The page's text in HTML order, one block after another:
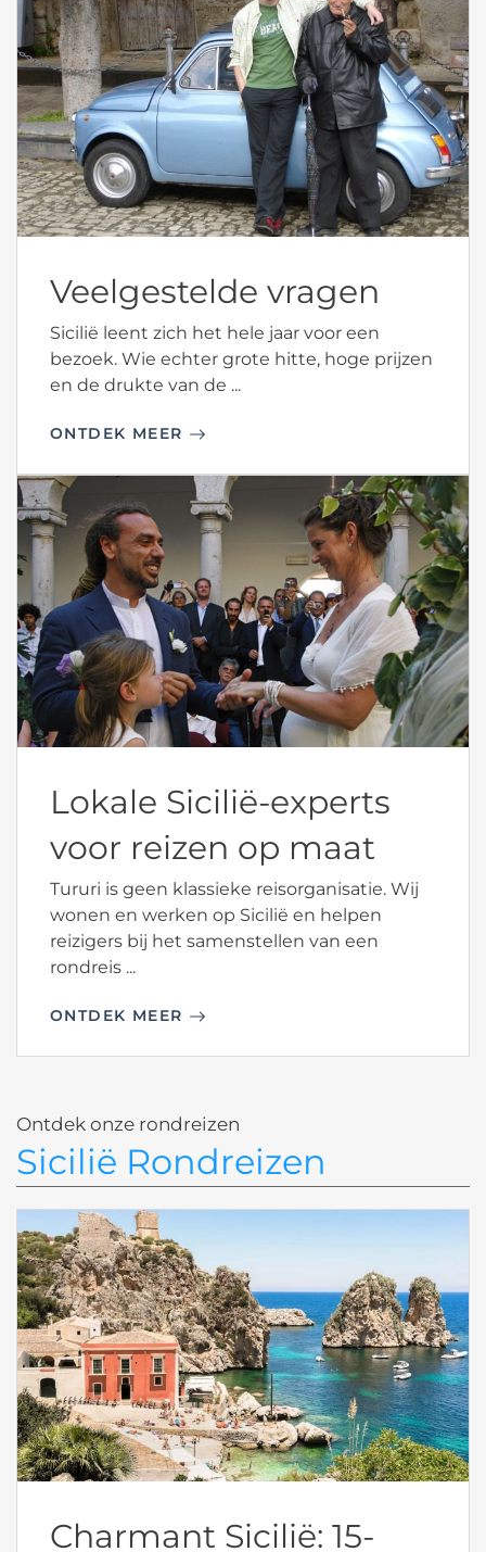
Veelgestelde vragen
Sicilië leent zich het hele jaar voor een
bezoek. Wie echter grote hitte, hoge prijzen
en de drukte van de ...
ONTDEK MEER
Lokale Sicilië-experts
voor reizen op maat
Tururi is geen klassieke reisorganisatie. Wij
wonen en werken op Sicilië en helpen
reizigers bij het samenstellen van een
rondreis ...
ONTDEK MEER
Ontdek onze rondreizen
Sicilië Rondreizen
Charmant Sicilië: 15-